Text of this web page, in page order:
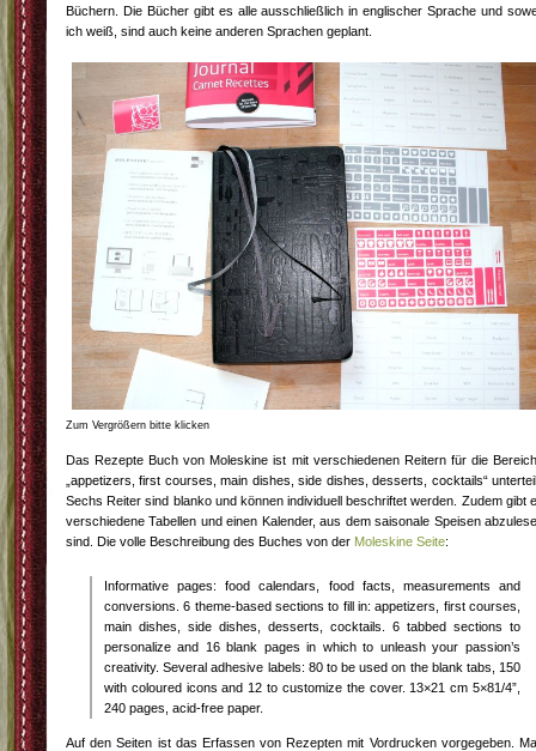
Büchern. Die Bücher gibt es alle ausschließlich in englischer Sprache und
ich weiß, sind auch keine anderen Sprachen geplant.
Zum Vergrößern bitte klicken
Das Rezepte Buch von Moleskine ist mit verschiedenen Reitern für die
„appetizers, first courses, main dishes, side dishes, desserts, cocktails“
Sechs Reiter sind blanko und können individuell beschriftet werden. Zudem gibt
verschiedene Tabellen und einen Kalender, aus dem saisonale Speisen
sind. Die volle Beschreibung des Buches von der Moleskine Seite:
Informative pages: food calendars, food facts, measurements and
conversions. 6 theme-based sections to fill in: appetizers, first courses,
main dishes, side dishes, desserts, cocktails. 6 tabbed sections to
personalize and 16 blank pages in which to unleash your passion’s
creativity. Several adhesive labels: 80 to be used on the blank tabs, 150
with coloured icons and 12 to customize the cover. 13×21 cm 5×81/4”,
240 pages, acid-free paper.
Auf den Seiten ist das Erfassen von Rezepten mit Vordrucken vorgegeben.